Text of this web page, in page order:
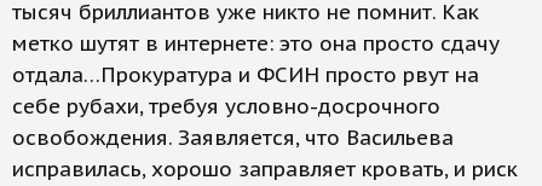
тысяч бриллиантов уже никто не помнит. Как
метко шутят в интернете: это она просто сдачу
отдала…Прокуратура и ФСИН просто рвут на
себе рубахи, требуя условно-досрочного
освобождения. Заявляется, что Васильева
исправилась, хорошо заправляет кровать, и риск